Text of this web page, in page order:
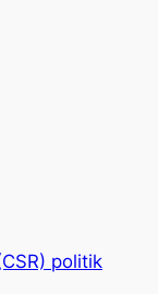
politik